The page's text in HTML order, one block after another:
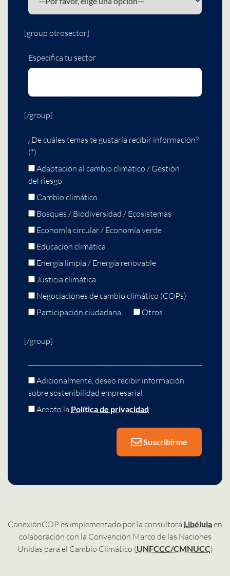
[group otrosector]
Especifica tu sector
[/group]
¿De cuáles temas te gustaría recibir información?
(*)
Adaptación al cambio climático / Gestión
del riesgo
Cambio climático
Bosques / Biodiversidad / Ecosistemas
Economía circular / Economía verde
Educación climática
Energía limpia / Energía renovable
Justicia climática
Negociaciones de cambio climático (COPs)
Participación ciudadana
Otros
[/group]
Adicionalmente, deseo recibir información
sobre sostenibilidad empresarial
Acepto la Política de privacidad
Suscribirme
ConexiónCOP es implementado por la consultora Libélulaen
colaboración con la Convención Marco de las Naciones
Unidas para el Cambio Climático (UNFCCC/CMNUCC)